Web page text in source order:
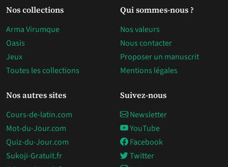
Nos collections
Arma Virumque
Oasis
Jeux
Toutes les collections
Qui sommes-nous ?
Nos valeurs
Nous contacter
Proposer un manuscrit
Mentions légales
Nos autres sites
Cours-de-latin.com
Mot-du-Jour.com
Quiz-du-Jour.com
Sukoji-Gratuit.fr
Suivez-nous
Newsletter
YouTube
Facebook
Twitter